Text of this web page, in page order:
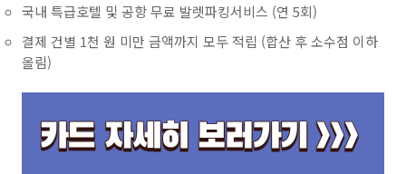
국내 특급호텔 및 공항 무료 발렛파킹서비스 (연 5회)
결제 건별 1천 원 미만 금액까지 모두 적립 (합산 후 소수점 이하
올림)